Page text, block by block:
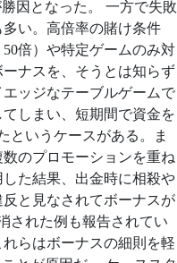
因となった。 一方で失敗
多い。高倍率の賭け条件
50倍）や特定ゲームのみ対
ーナスを、そうとは知らず
エッジなテーブルゲームで
てしまい、短期間で資金を
というケースがある。ま
数のプロモーションを重ね
した結果、出金時に相殺や
反と見なされてボーナスが
された例も報告されてい
れらはボーナスの細則を軽